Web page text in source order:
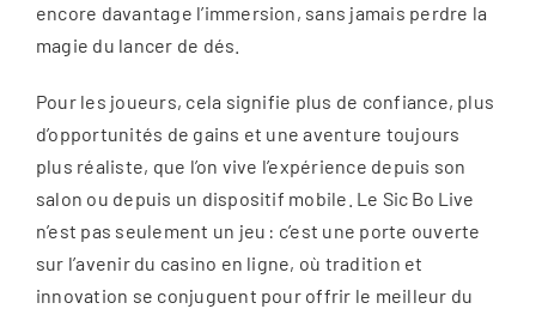
encore davantage l’immersion, sans jamais perdre la
magie du lancer de dés.
Pour les joueurs, cela signifie plus de confiance, plus
d’opportunités de gains et une aventure toujours
plus réaliste, que l’on vive l’expérience depuis son
salon ou depuis un dispositif mobile. Le Sic Bo Live
n’est pas seulement un jeu : c’est une porte ouverte
sur l’avenir du casino en ligne, où tradition et
innovation se conjuguent pour offrir le meilleur du